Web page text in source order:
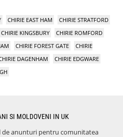
CHIRIE EAST HAM
CHIRIE STRATFORD
CHIRIE KINGSBURY
CHIRIE ROMFORD
CHIRIE FOREST GATE
CHIRIE
DAGENHAM
CHIRIE EDGWARE
SI MOLDOVENI IN UK
de anunturi pentru comunitatea